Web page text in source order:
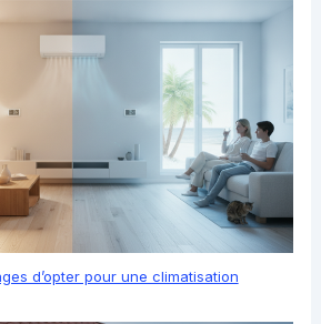
d’opter pour une climatisation